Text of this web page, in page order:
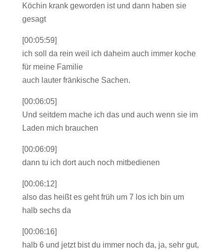
Köchin krank geworden ist und dann haben sie
gesagt
[00:05:59]
ich soll da rein weil ich daheim auch immer koche
für meine Familie
auch lauter fränkische Sachen.
[00:06:05]
Und seitdem mache ich das und auch wenn sie im
Laden mich brauchen
[00:06:09]
dann tu ich dort auch noch mitbedienen
[00:06:12]
also das heißt es geht früh um 7 los ich bin um
halb sechs da
[00:06:16]
halb 6 und jetzt bist du immer noch da, ja, sehr gut,